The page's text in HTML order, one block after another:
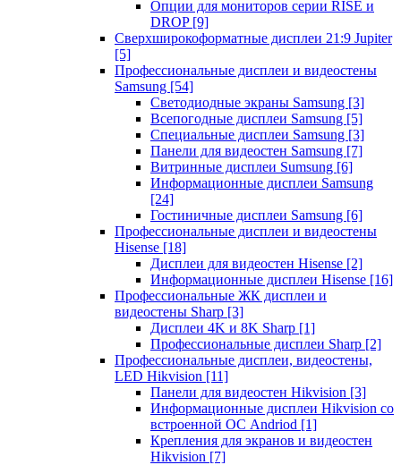
Опции для мониторов серии RISE и
DROP [9]
Сверхширокоформатные дисплеи 21:9 Jupiter
[5]
Профессиональные дисплеи и видеостены
Samsung [54]
Светодиодные экраны Samsung [3]
Всепогодные дисплеи Samsung [5]
Специальные дисплеи Samsung [3]
Панели для видеостен Samsung [7]
Витринные дисплеи Sumsung [6]
Информационные дисплеи Samsung
[24]
Гостиничные дисплеи Samsung [6]
Профессиональные дисплеи и видеостены
Hisense [18]
Дисплеи для видеостен Hisense [2]
Информационные дисплеи Hisense [16]
Профессиональные ЖК дисплеи и
видеостены Sharp [3]
Дисплеи 4K и 8K Sharp [1]
Профессиональные дисплеи Sharp [2]
Профессиональные дисплеи, видеостены,
LED Hikvision [11]
Панели для видеостен Hikvision [3]
Информационные дисплеи Hikvision со
встроенной ОС Andriod [1]
Крепления для экранов и видеостен
Hikvision [7]